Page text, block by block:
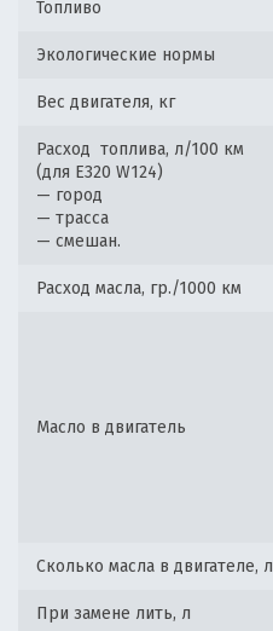
Топливо
Экологические нормы
Вес двигателя, кг
Расход топлива, л/100 км
(для E320 W124)
— город
— трасса
— смешан.
Расход масла, гр./1000 км
Масло в двигатель
Сколько масла в двигателе, л
При замене лить, л